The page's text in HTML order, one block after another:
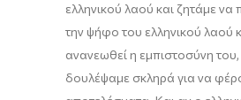
ελληνικού λαού και ζητάμε να
την ψήφο του ελληνικού λαού
ανανεωθεί η εμπιστοσύνη του,
δουλέψαμε σκληρά για να